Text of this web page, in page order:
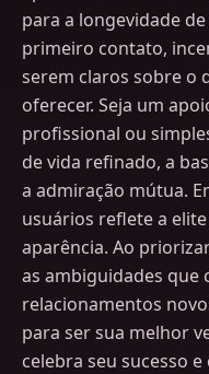
para a longevidade
primeiro contato,
serem claros sobre o
oferecer. Seja um
profissional ou
de vida refinado, a
a admiração mútua.
usuários reflete a
aparência. Ao
as ambiguidades que
relacionamentos
para ser sua melhor
celebra seu sucesso